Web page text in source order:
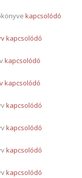
kapcsolódó
kapcsolódó
kapcsolódó
kapcsolódó
kapcsolódó
kapcsolódó
kapcsolódó
kapcsolódó